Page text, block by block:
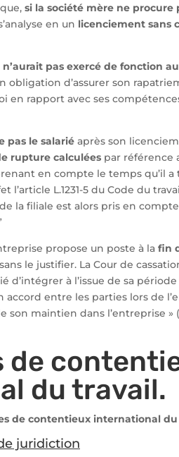
si la société mère ne procure
en un licenciement sans
n’aurait pas exercé de fonction
obligation d’assurer son
rapport avec ses compétences
pas le salarié après son
rupture calculées par référence
en compte le temps qu’il a
l’article L.1231-5 du Code du
la filiale est alors pris en
propose un poste à la fin
le justifier. La Cour de
d’intégrer à l’issue de sa
accord entre les parties lors de
maintien dans l’entreprise »
de
du travail.
de contentieux international
juridiction